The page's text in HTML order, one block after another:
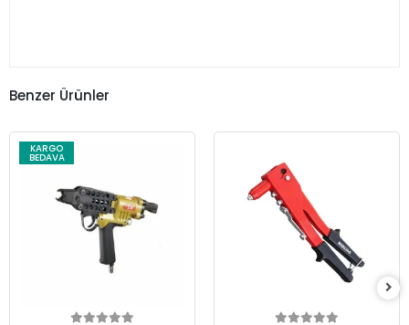
Benzer Ürünler
KARGO
BEDAVA